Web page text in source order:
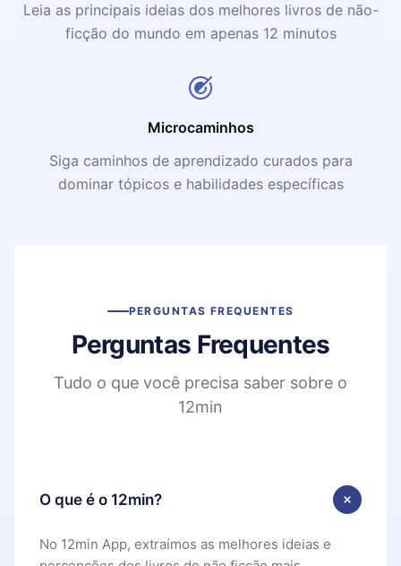
Leia as principais ideias dos melhores livros de não-
ficção do mundo em apenas 12 minutos
Microcaminhos
Siga caminhos de aprendizado curados para
dominar tópicos e habilidades específicas
PERGUNTAS FREQUENTES
Perguntas Frequentes
Tudo o que você precisa saber sobre o
12min
O que é o 12min?
No 12min App, extraímos as melhores ideias e